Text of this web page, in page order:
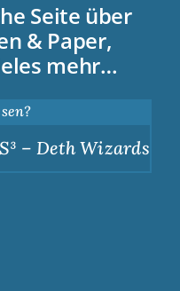
Seite über
& Paper,
mehr…
– Deth Wizards –